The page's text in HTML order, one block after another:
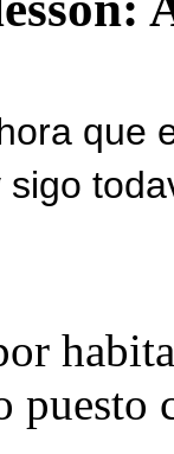
que
puesto